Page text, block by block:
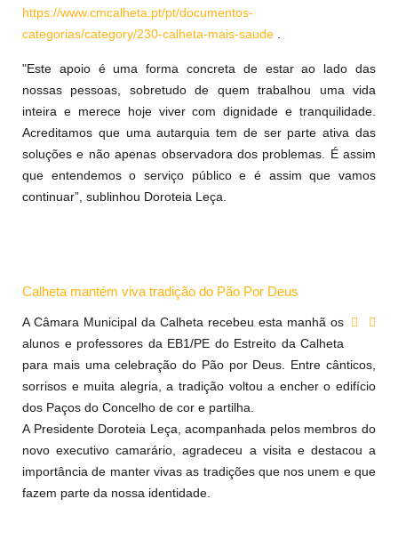
https://www.cmcalheta.pt/pt/documentos-
categorias/category/230-calheta-mais-saude
"Este apoio é uma forma concreta de estar ao lado das
nossas pessoas, sobretudo de quem trabalhou uma vida
inteira e merece hoje viver com dignidade e tranquilidade.
Acreditamos que uma autarquia tem de ser parte ativa das
soluções e não apenas observadora dos problemas. É assim
que entendemos o serviço público e é assim que vamos
continuar”, sublinhou Doroteia Leça.
Calheta mantém viva tradição do Pão Por Deus
A Câmara Municipal da Calheta recebeu esta manhã os
alunos e professores da EB1/PE do Estreito da Calheta
para mais uma celebração do Pão por Deus. Entre cânticos,
sorrisos e muita alegria, a tradição voltou a encher o edifício
dos Paços do Concelho de cor e partilha.
A Presidente Doroteia Leça, acompanhada pelos membros do
novo executivo camarário, agradeceu a visita e destacou a
importância de manter vivas as tradições que nos unem e que
fazem parte da nossa identidade.